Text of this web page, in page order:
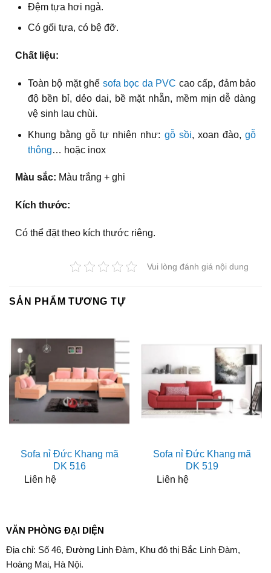
Đệm tựa hơi ngả.
Có gối tựa, có bệ đỡ.
Chất liệu:
Toàn bộ mặt ghế sofa bọc da PVC cao cấp, đảm bảo
độ bền bỉ, dẻo dai, bề mặt nhẵn, mềm mịn dễ dàng
vệ sinh lau chùi.
Khung bằng gỗ tự nhiên như: gỗ sồi, xoan đào,gỗ
thông… hoặc inox
Màu sắc: Màu trắng + ghi
Kích thước:
Có thể đặt theo kích thước riêng.
Vui lòng đánh giá nội dung
SẢN PHẨM TƯƠNG TỰ
Sofa nỉ Đức Khang mã
DK 516
Liên hệ
Sofa nỉ Đức Khang mã
DK 519
Liên hệ
VĂN PHÒNG ĐẠI DIỆN
Địa chỉ: Số 46, Đường Linh Đàm, Khu đô thị Bắc Linh Đàm,
Hoàng Mai, Hà Nội.